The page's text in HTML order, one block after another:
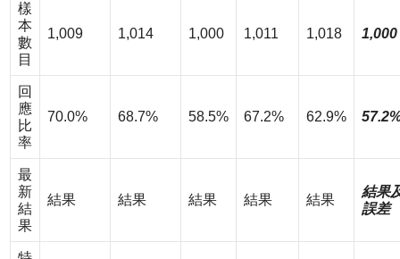
樣
本
數
目
1,009 1,014 1,000 1,011 1,018 1,000
回
應
比
率
70.0% 68.7% 58.5% 67.2% 62.9%
最
新
結
果
結果 結果 結果 結果 結果
結果
誤差